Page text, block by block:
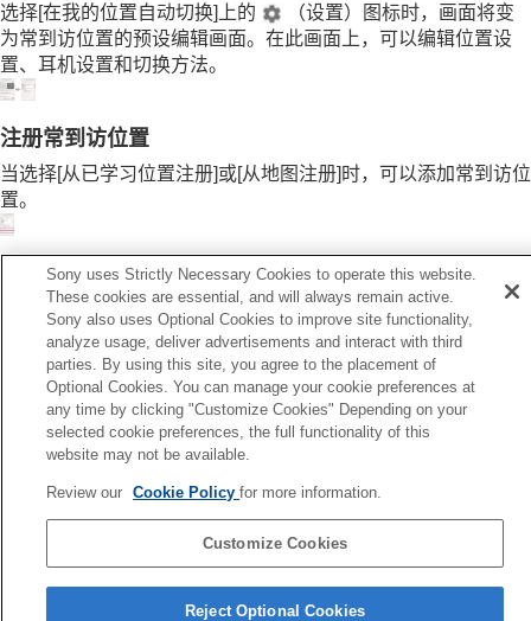
选择[在我的位置自动切换]上的
（设置）图标时，画面将变
为常到访位置的预设编辑画面。在此画面上，可以编辑位置设
置、耳机设置和切换方法。
注册常到访位置
当选择[从已学习位置注册]或[从地图注册]时，可以添加常到访位
置。
相关主题
即使站着不动，[ 自适应声音控制 ]上的状态也无法正确反映
自适应声音控制 ]未正确检测常到访位置
“Sony | Headphones Connect”仪表盘
更改多点连接的设备（当前正在连接的设
语言选择页面
Sony uses Strictly Necessary Cookies to operate this website.
These cookies are essential, and will always remain active.
Sony also uses Optional Cookies to improve site functionality,
analyze usage, deliver advertisements and interact with third
parties. By using this site, you agree to the placement of
Optional Cookies. You can manage your cookie preferences at
any time by clicking "Customize Cookies" Depending on your
selected cookie preferences, the full functionality of this
website may not be available.
Review our Cookie Policyfor more information.
Customize Cookies
Reject Optional Cookies